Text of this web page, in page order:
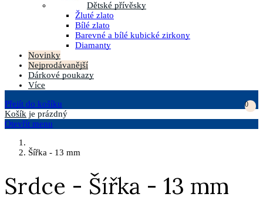
Dětské přívěsky
Žluté zlato
Bílé zlato
Barevné a bílé kubické zirkony
Diamanty
Novinky
Nejprodávanější
Dárkové poukazy
Více
Přejít do košíku
0
Košík je prázdný
Otevřít menu
Šířka - 13 mm
Srdce - Šířka - 13 mm